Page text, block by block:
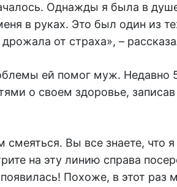
Однажды я была в
в руках. Это был один из
от страха», –
ей помог муж. Недавно
о своем здоровье, записав
смеяться. Вы все знаете, что
на эту линию справа
Похоже, в этот раз